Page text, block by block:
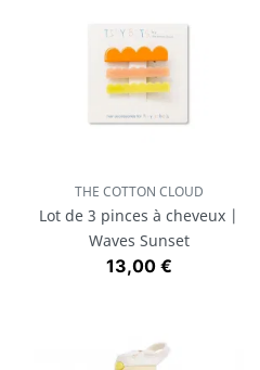
THE COTTON CLOUD
Lot de 3 pinces à cheveux |
Waves Sunset
Prix
13,00 €